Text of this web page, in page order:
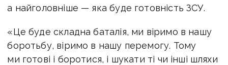
а найголовніше — яка буде готовність ЗСУ.
«Це буде складна баталія, ми віримо в нашу
боротьбу, віримо в нашу перемогу. Тому
ми готові і боротися, і шукати ті чи інші шляхи